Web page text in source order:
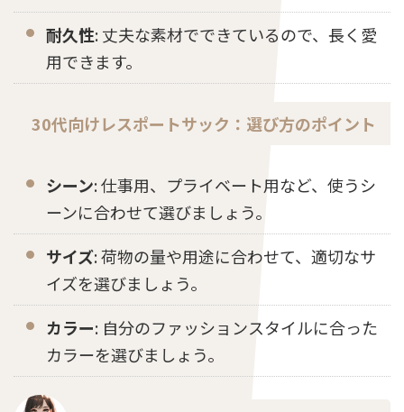
耐久性: 丈夫な素材でできているので、長く愛
用できます。
30代向けレスポートサック：選び方のポイント
シーン: 仕事用、プライベート用など、使うシ
ーンに合わせて選びましょう。
サイズ: 荷物の量や用途に合わせて、適切なサ
イズを選びましょう。
カラー: 自分のファッションスタイルに合った
カラーを選びましょう。